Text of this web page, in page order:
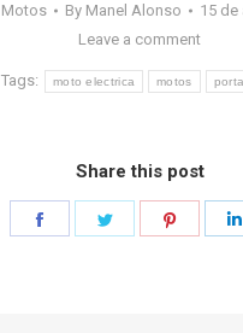
Motos By Manel Alonso
15 de
Leave a comment
Tags: moto electrica motos
Share this post